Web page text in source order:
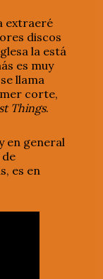
extraeré
discos
la está
es muy
llama
corte,
Things.
en general
es en